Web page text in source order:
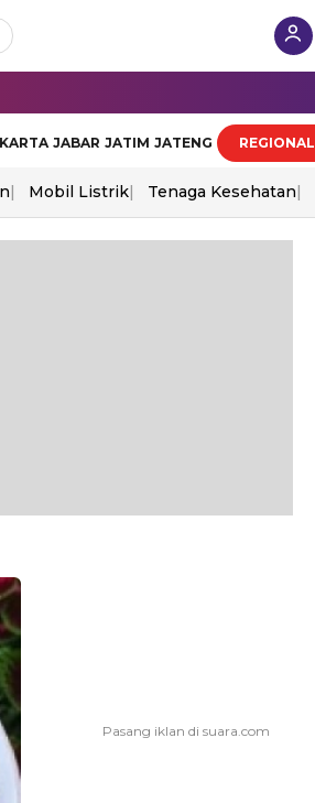
JABAR JATIM JATENG REGIONAL
Mobil Listrik Tenaga Kesehatan